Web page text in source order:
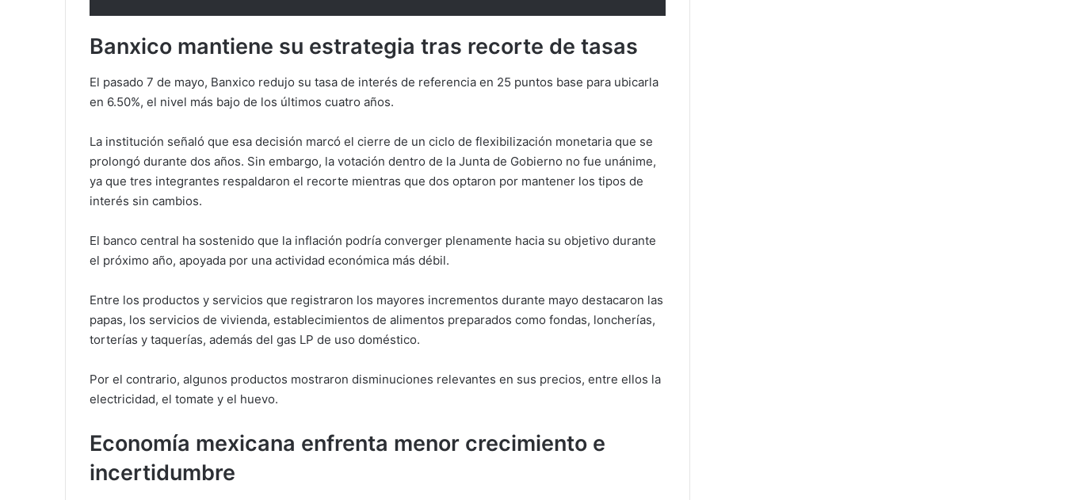
Banxico mantiene su estrategia tras recorte de tasas
El pasado 7 de mayo, Banxico redujo su tasa de interés de referencia en 25 puntos base para ubicarla
en 6.50%, el nivel más bajo de los últimos cuatro años.
La institución señaló que esa decisión marcó el cierre de un ciclo de flexibilización monetaria que se
prolongó durante dos años. Sin embargo, la votación dentro de la Junta de Gobierno no fue unánime,
ya que tres integrantes respaldaron el recorte mientras que dos optaron por mantener los tipos de
interés sin cambios.
El banco central ha sostenido que la inflación podría converger plenamente hacia su objetivo durante
el próximo año, apoyada por una actividad económica más débil.
Entre los productos y servicios que registraron los mayores incrementos durante mayo destacaron las
papas, los servicios de vivienda, establecimientos de alimentos preparados como fondas, loncherías,
torterías y taquerías, además del gas LP de uso doméstico.
Por el contrario, algunos productos mostraron disminuciones relevantes en sus precios, entre ellos la
electricidad, el tomate y el huevo.
Economía mexicana enfrenta menor crecimiento e
incertidumbre